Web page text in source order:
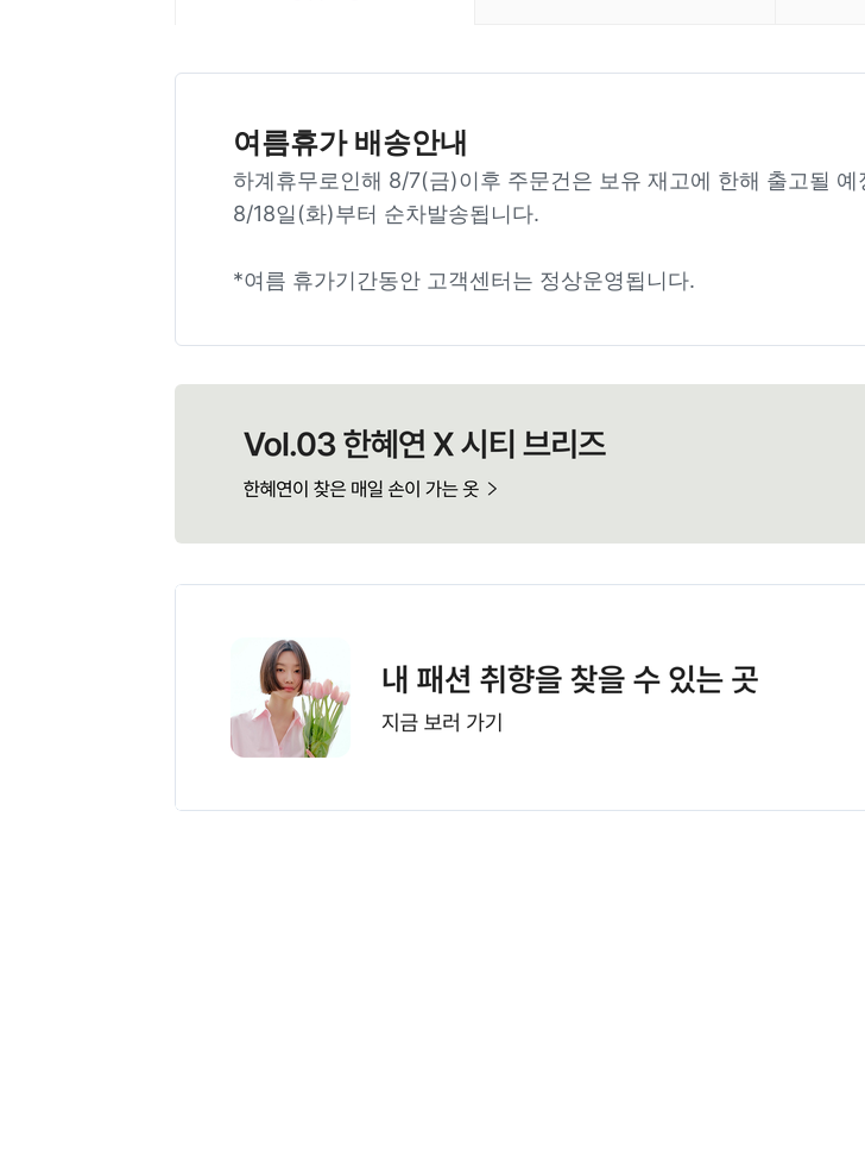
여름휴가 배송안내
하계휴무로인해 8/7(금)이후 주문건은 보유 재고에 한해 출고될 예
8/18일(화)부터 순차발송됩니다.
*여름 휴가기간동안 고객센터는 정상운영됩니다.